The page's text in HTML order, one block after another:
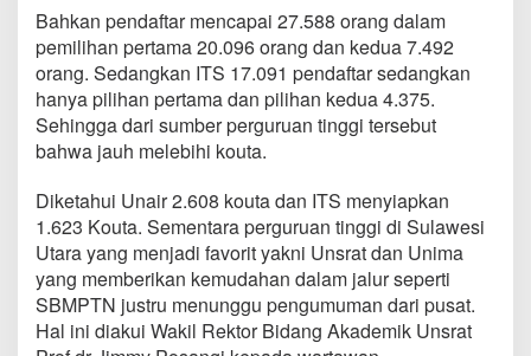
a
,
U
n
s
r
a
s
i
M
e
n
Bahkan pendaftar mencapai 27.588 orang dalam
pemilihan pertama 20.096 orang dan kedua 7.492
orang. Sedangkan ITS 17.091 pendaftar sedangkan
hanya pilihan pertama dan pilihan kedua 4.375.
Sehingga dari sumber perguruan tinggi tersebut
bahwa jauh melebihi kouta.
Diketahui Unair 2.608 kouta dan ITS menyiapkan
1.623 Kouta. Sementara perguruan tinggi di Sulawesi
Utara yang menjadi favorit yakni Unsrat dan Unima
yang memberikan kemudahan dalam jalur seperti
SBMPTN justru menunggu pengumuman dari pusat.
Hal ini diakui Wakil Rektor Bidang Akademik Unsrat